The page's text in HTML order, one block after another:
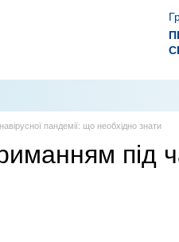
пандемії: що необхідно знати
під